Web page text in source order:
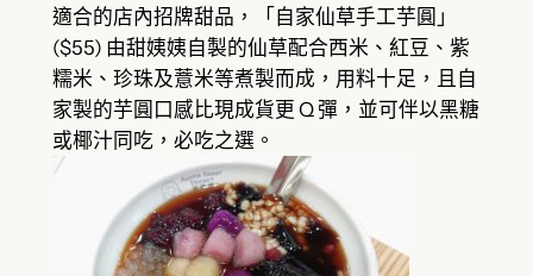
適合的店內招牌甜品，「自家仙草手工芋圓」
($55) 由甜姨姨自製的仙草配合西米、紅豆、紫
糯米、珍珠及薏米等煮製而成，用料十足，且自
家製的芋圓口感比現成貨更 Q 彈，並可伴以黑糖
或椰汁同吃，必吃之選。